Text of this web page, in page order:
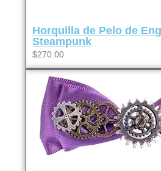
Horquilla de Pelo de
Steampunk
$270.00